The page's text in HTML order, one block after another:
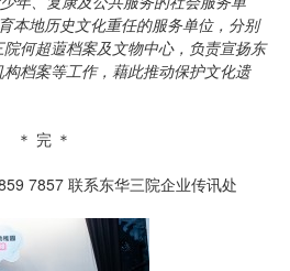
本地历史文化重任的服务单位，分别
何超蕸档案及文物中心，负责宣扬东
档案等工作，藉此推动保护文化遗
＊ 完 ＊
7857 联系东华三院企业传讯处